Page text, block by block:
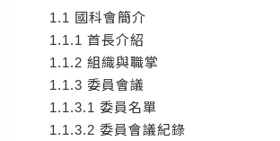
1.1 國科會簡介
1.1.1 首長介紹
1.1.2 組織與職掌
1.1.3 委員會議
1.1.3.1 委員名單
1.1.3.2 委員會議紀錄